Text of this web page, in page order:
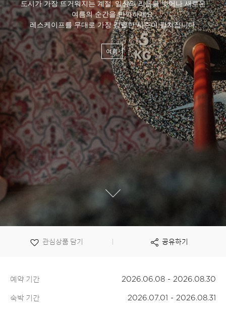
g
e
/
g
e
t
o
도시가 가장 뜨거워지는 계절, 일상의 리듬을 벗어나 새로운
여름의 순간을 만끽하세요.
레스케이프를 무대로 가장 강렬한 시즌이 펼쳐집니다.
여름
자
기
관심상품 담기 공유하기
예약 기간 2026.06.08 - 2026.08.30
숙박 기간 2026.07.01 - 2026.08.31